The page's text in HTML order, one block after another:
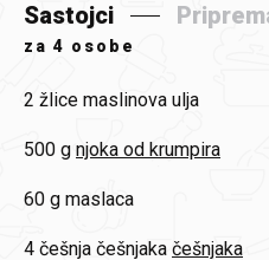
Sastojci
za 4 osobe
2 žlice maslinova ulja
500 g njoka od krumpira
60 g maslaca
4 češnja češnjaka češnjaka